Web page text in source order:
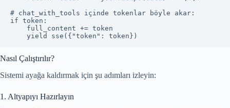
# chat_with_tools içinde tokenlar böyle akar:
if token:
    yield sse({"token": token})
Nasıl Çalıştırılır?
Sistemi ayağa kaldırmak için şu adımları izleyin:
1. Altyapıyı Hazırlayın